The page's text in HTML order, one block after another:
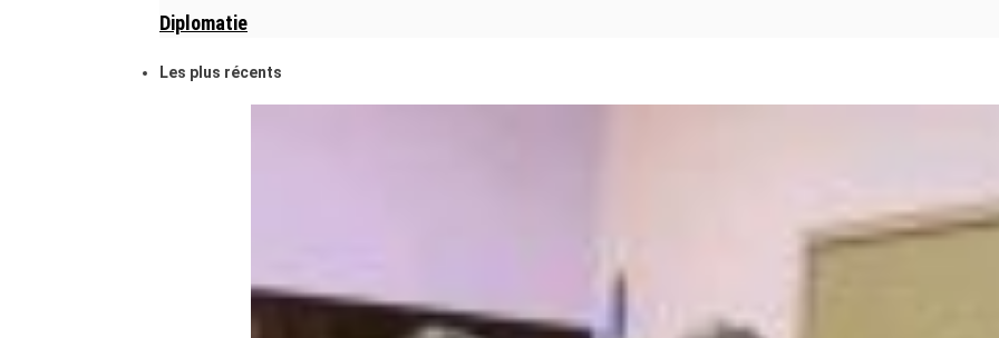
Diplomatie
Les plus récents